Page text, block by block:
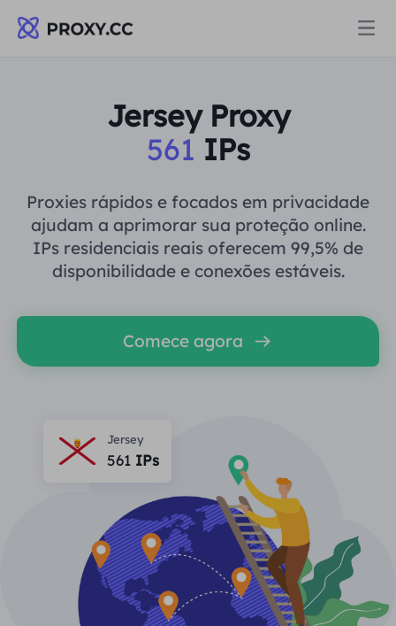
PROCURAÇÃO RESIDENCIAL
Proxy residencial estático
Proxy Residencial Ilimitado
Proxy ISP de longa duração
PROCURAÇÃO RESIDENCIAL
Procuração Residencial $0.8/GB
Proxy residencial estático $0.28/IP/Dia
Agente de data center estático
Proxy ISP de longa duração $1.4
Data for AI
POR CASO DE USO
Proteção da marca
Monitoramento de SEO
Verificação de anúncios
Recursos
Programa de afiliados
Parceiros
FERRAMENTAS GRATUITAS
Verificador de proxy
Aprender
Perguntas frequentes
Blogue
中文
English
Aproveitar77% de descontoe aja agora!
Residencial $0/GB $0/dia ilimitado
Jersey Proxy
561 IPs
Proxies rápidos e focados em privacidade
ajudam a aprimorar sua proteção online.
IPs residenciais reais oferecem 99,5% de
disponibilidade e conexões estáveis.
Comece agora
Jersey
561IPs